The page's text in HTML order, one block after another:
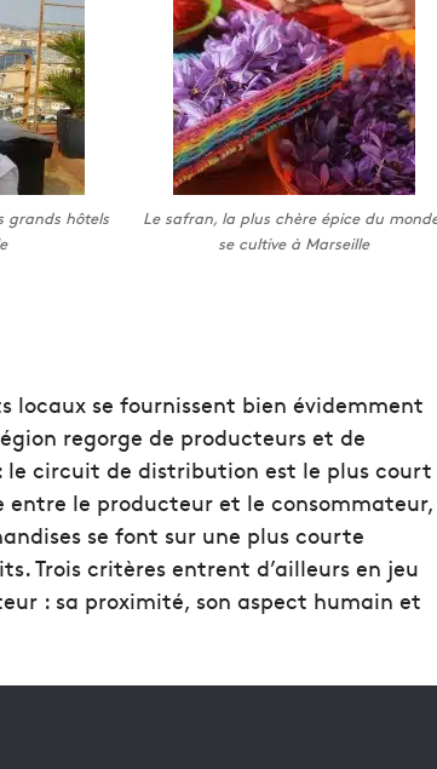
grands hôtels
Le safran, la plus chère épice du
se cultive à Marseille
locaux se fournissent bien évidemment
regorge de producteurs et de
le circuit de distribution est le plus court
entre le producteur et le consommateur,
se font sur une plus courte
Trois critères entrent d’ailleurs en jeu
: sa proximité, son aspect humain et